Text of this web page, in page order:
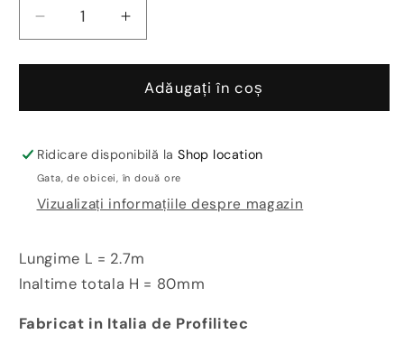
Reduceți
cantitatea
pentru
aluminiu
BI800RON
Creșteți
cantitatea
pentru
Plinta
aluminiu
BI800RON
Adăugați în coș
Ridicare disponibilă laShop location
Gata, de obicei, în două ore
Vizualizați informațiile despre magazin
Lungime L = 2.7m
Inaltime totala H = 80mm
Fabricat in Italia de Profilitec